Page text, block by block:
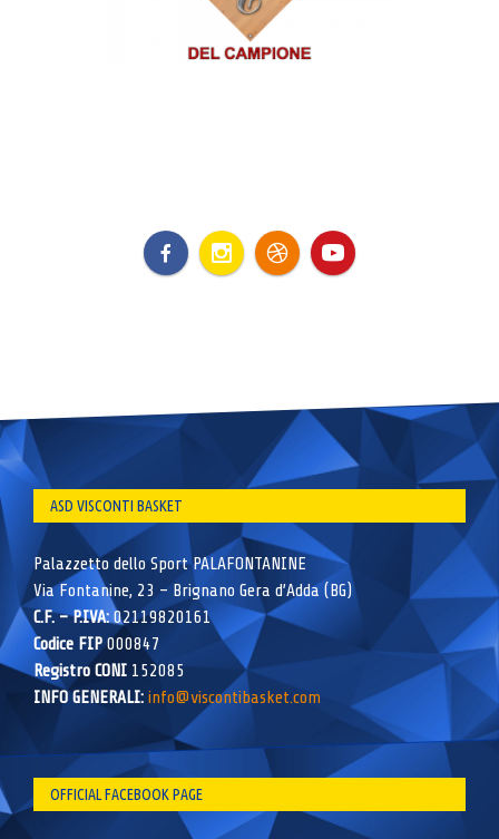
ASD VISCONTI BASKET
Palazzetto dello Sport PALAFONTANINE
Via Fontanine, 23 – Brignano Gera d’Adda (BG)
C.F. – P.IVA:02119820161
Codice FIP000847
Registro CONI 152085
INFO GENERALI: info@viscontibasket.com
OFFICIAL FACEBOOK PAGE